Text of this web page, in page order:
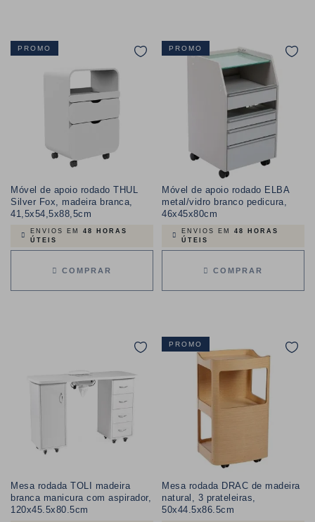
PROMO
Móvel de apoio rodado THUL
Silver Fox, madeira branca,
41,5x54,5x88,5cm
ENVIOS EM 48 HORAS
ÚTEIS
COMPRAR
PROMO
Móvel de apoio rodado ELBA
metal/vidro branco pedicura,
46x45x80cm
ENVIOS EM 48 HORAS
ÚTEIS
COMPRAR
Mesa rodada TOLI madeira
branca manicura com aspirador,
120x45.5x80.5cm
PROMO
Mesa rodada DRAC de madeira
natural, 3 prateleiras,
50x44.5x86.5cm